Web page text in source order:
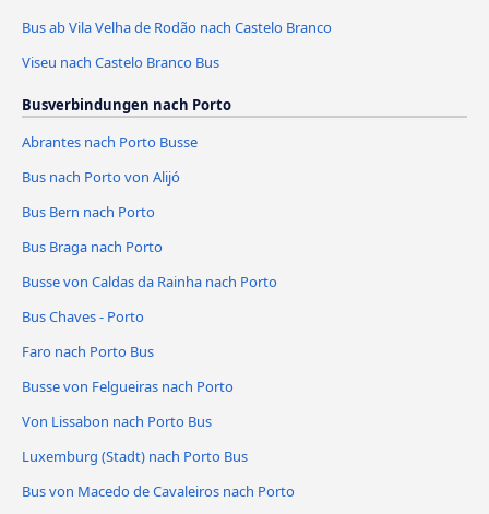
Bus ab Vila Velha de Rodão nach Castelo Branco
Viseu nach Castelo Branco Bus
Busverbindungen nach Porto
Abrantes nach Porto Busse
Bus nach Porto von Alijó
Bus Bern nach Porto
Bus Braga nach Porto
Busse von Caldas da Rainha nach Porto
Bus Chaves - Porto
Faro nach Porto Bus
Busse von Felgueiras nach Porto
Von Lissabon nach Porto Bus
Luxemburg (Stadt) nach Porto Bus
Bus von Macedo de Cavaleiros nach Porto